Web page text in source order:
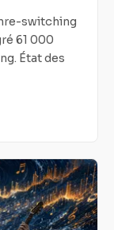
switching
61 000
État des